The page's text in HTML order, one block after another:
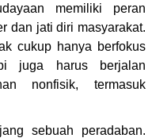
memiliki peran
dan jati diri masyarakat.
cukup hanya berfokus
juga harus berjalan
nonfisik, termasuk
sebuah peradaban.